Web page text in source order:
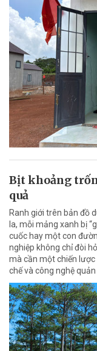
Bịt khoảng
quả
Ranh giới trên bản đồ
la, mỗi mảng xanh bị
cuốc hay một con
nghiệp không chỉ đòi
mà cần một chiến
chế và công nghệ quản